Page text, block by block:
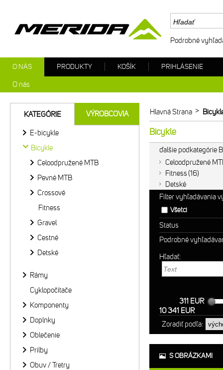
Hlavná Strana >
Bicykle
ďalšie podkategórie
Celoodpružené
Fitness 16
Detské
Filter vyhľadávania
Všetci
Status
Podrobné
Hľadať:
311 EUR
10 341 EUR
Zoradiť podľa:
S OBRÁZKAMI
KATEGÓRIE VÝROBCOVIA
E-bicykle
Bicykle
Celoodpružené MTB
Pevné MTB
Crossové
Fitness
Gravel
Cestné
Detské
Rámy
Cyklopočítače
Komponenty
Doplnky
Oblečenie
Prilby
Obuv / Tretry
Podrobné
O NÁS
O nás
PRODUKTY KOŠÍK PRIHLÁSENIE